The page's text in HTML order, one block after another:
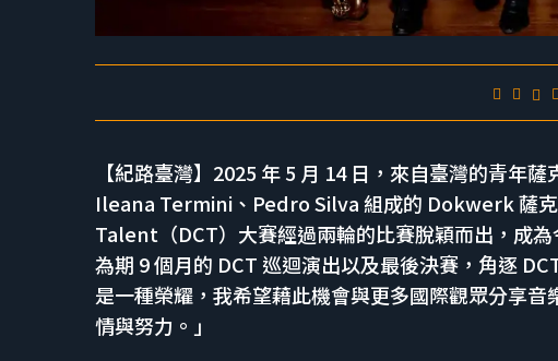
【紀路臺灣】2025 年 5 月 14 日，來自臺灣的青年
Ileana Termini、Pedro Silva 組成的 Dokwerk 薩
Talent（DCT）大賽經過兩輪的比賽脫穎而出，成
為期 9 個月的 DCT 巡迴演出以及最後決賽，角逐
是一種榮耀，我希望藉此機會與更多國際觀眾分享
情與努力。」